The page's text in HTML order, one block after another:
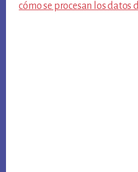
cómo se procesan los datos